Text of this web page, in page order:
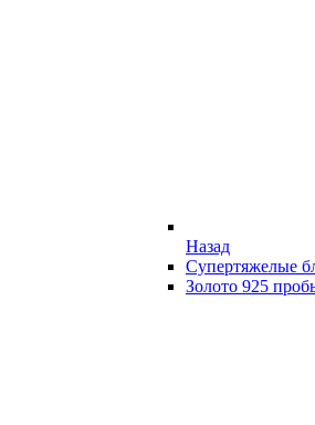
Назад
Супертяжелые
Золото 925